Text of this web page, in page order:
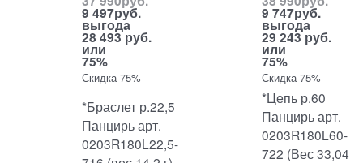
9 497руб.
выгода
28 493 руб.
или
75%
Скидка 75%
9 747руб.
выгода
29 243 руб.
или
75%
Скидка 75%
*Браслет р.22,5
Панцирь арт.
0203R180L22,5-
*Цепь р.60
Панцирь арт.
0203R180L60-
722 (Вес 33,04